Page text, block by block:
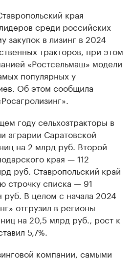
края
среди российских
закупок в лизинг в 2024
тракторов, при этом
«Ростсельмаш» модели
популярных у
Об этом сообщила
году сельхозтракторы в
аграрии Саратовской
на 2 млрд руб. Второй
края — 112
руб. Ставропольский край
строчку списка — 91
руб. В целом с начала 2024
отгрузил в регионы
на 20,5 млрд руб., рост к
5,7%.
компании, самыми